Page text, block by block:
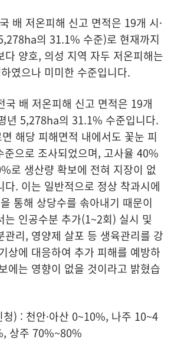
배 저온피해 신고 면적은 19개 시·
의 31.1% 수준)로 현재까지
다 양호, 의성 지역 자두 저온피해는
였으나 미미한 수준입니다.
국 배 저온피해 신고 면적은 19개
년 5,278ha의 31.1% 수준입니다.
해당 피해면적 내에서도 꽃눈 피
으로 조사되었으며, 고사율 40%
로 생산량 확보에 전혀 지장이 없
다. 이는 일반적으로 정상 착과시에
통해 상당수를 솎아내기 때문이
는 인공수분 추가(1~2회) 실시 및
관리, 영양제 살포 등 생육관리를 강
상에 대응하여 추가 피해를 예방하
에는 영향이 없을 것이라고 밝혔습
) : 천안·아산 0~10%, 나주 10~4
상주 70%~80%